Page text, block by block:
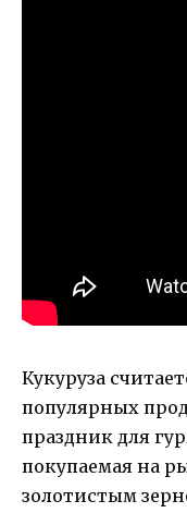
Кукуруза
популярных
праздник для
покупаемая на
золотистым